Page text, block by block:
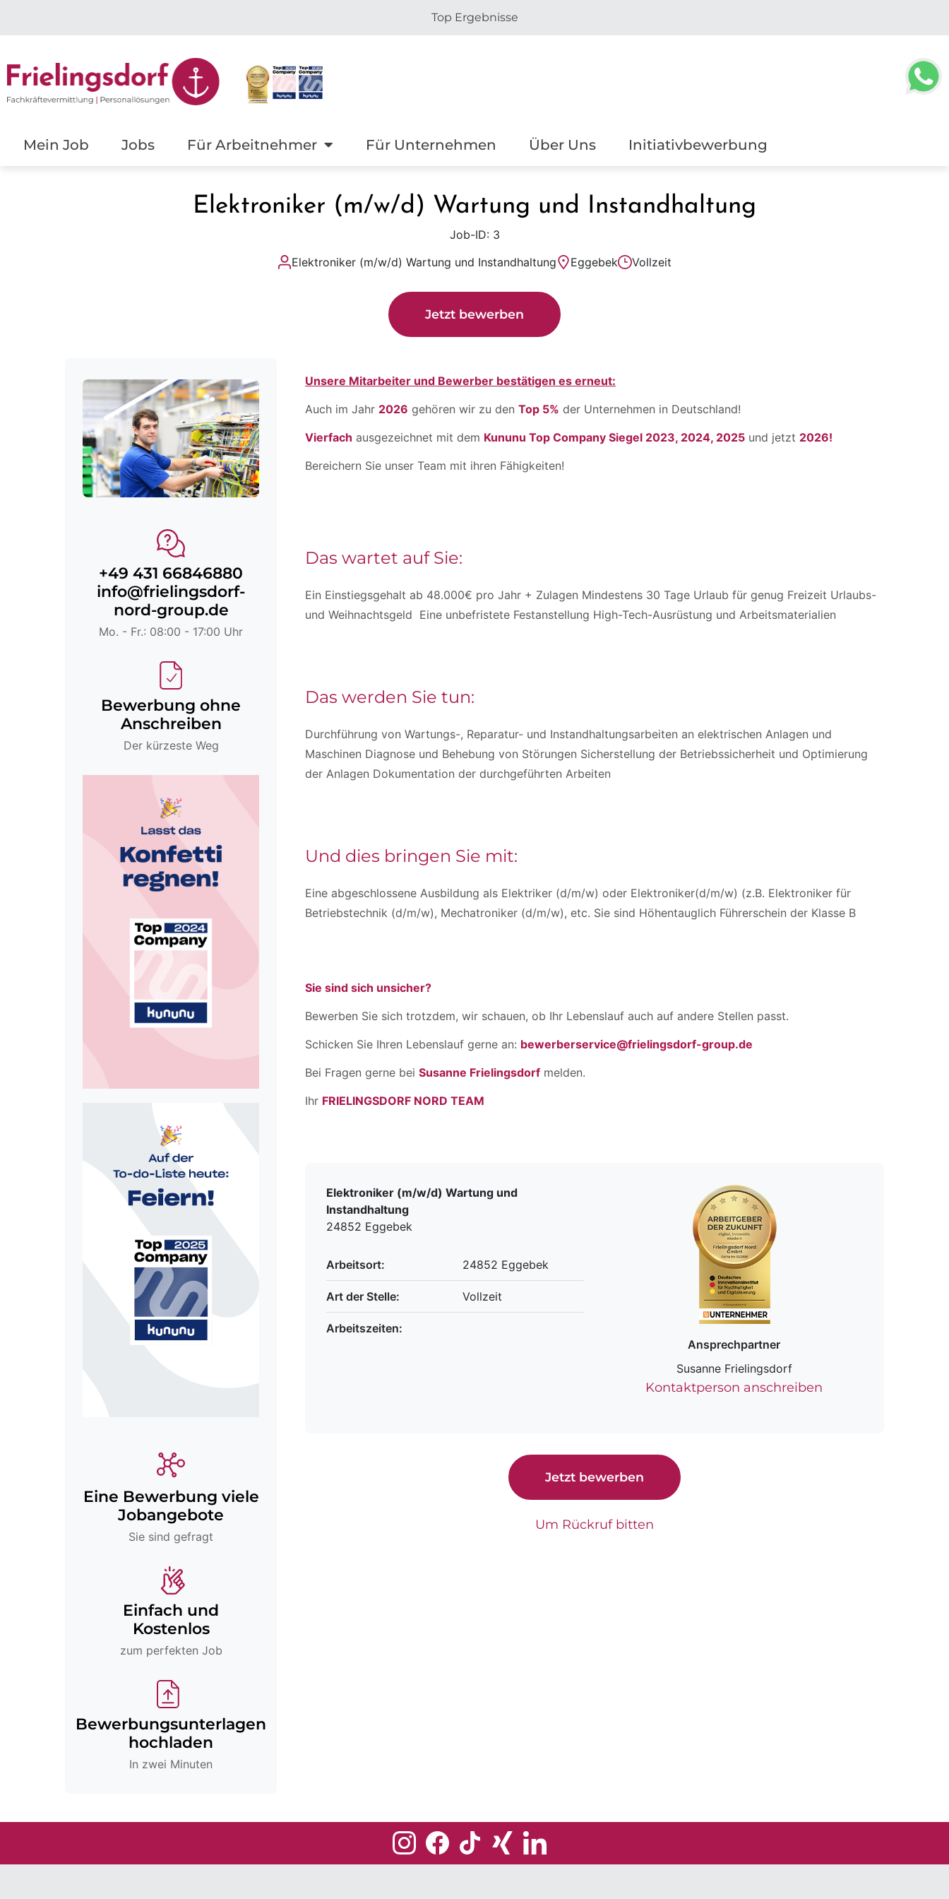
Top Ergebnisse
Mein Job Jobs Für Arbeitnehmer Für Unternehmen Über Uns Initiativbewerbung
Elektroniker (m/w/d) Wartung und Instandhaltung
Job-ID: 3
Elektroniker (m/w/d) Wartung und Instandhaltung
Eggebek Vollzeit
Jetzt bewerben
+49 431 66846880
info@frielingsdorf-
nord-group.de
Mo. - Fr.: 08:00 - 17:00 Uhr
Bewerbung ohne
Anschreiben
Der kürzeste Weg
Eine Bewerbung viele
Jobangebote
Sie sind gefragt
Einfach und
Kostenlos
zum perfekten Job
Bewerbungsunterlagen
hochladen
In zwei Minuten
Unsere Mitarbeiter und Bewerber bestätigen es erneut:
Auch im Jahr 2026 gehören wir zu den Top 5% der Unternehmen in Deutschland!
Vierfach ausgezeichnet mit dem Kununu Top Company Siegel 2023, 2024, 2025 und jetzt 2026!
Bereichern Sie unser Team mit ihren Fähigkeiten!
Das wartet auf Sie:
Ein Einstiegsgehalt ab 48.000€ pro Jahr + Zulagen Mindestens 30 Tage Urlaub für genug Freizeit Urlaubs-
und Weihnachtsgeld Eine unbefristete Festanstellung High-Tech-Ausrüstung und Arbeitsmaterialien
Das werden Sie tun:
Durchführung von Wartungs-, Reparatur- und Instandhaltungsarbeiten an elektrischen Anlagen und
Maschinen Diagnose und Behebung von Störungen Sicherstellung der Betriebssicherheit und Optimierung
der Anlagen Dokumentation der durchgeführten Arbeiten
Und dies bringen Sie mit:
Eine abgeschlossene Ausbildung als Elektriker (d/m/w) oder Elektroniker(d/m/w) (z.B. Elektroniker für
Betriebstechnik (d/m/w), Mechatroniker (d/m/w), etc. Sie sind Höhentauglich Führerschein der Klasse B
Sie sind sich unsicher?
Bewerben Sie sich trotzdem, wir schauen, ob Ihr Lebenslauf auch auf andere Stellen passt.
Schicken Sie Ihren Lebenslauf gerne an: bewerberservice@frielingsdorf-group.de
Bei Fragen gerne bei Susanne Frielingsdorf melden.
Ihr FRIELINGSDORF NORD TEAM
Elektroniker (m/w/d) Wartung und
Instandhaltung
24852 Eggebek
Arbeitsort: 24852 Eggebek
Art der Stelle: Vollzeit
Arbeitszeiten:
Ansprechpartner
Susanne Frielingsdorf
Kontaktperson anschreiben
Jetzt bewerben
Um Rückruf bitten